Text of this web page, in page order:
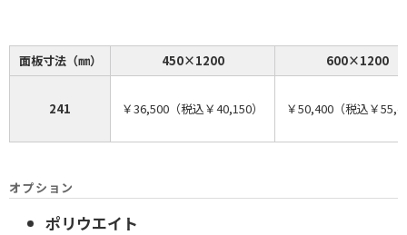
面板寸法（㎜） 450×1200 600×1200
241 ￥36,500（税込￥40,150） ￥50,400（税込￥
オプション
ポリウエイト